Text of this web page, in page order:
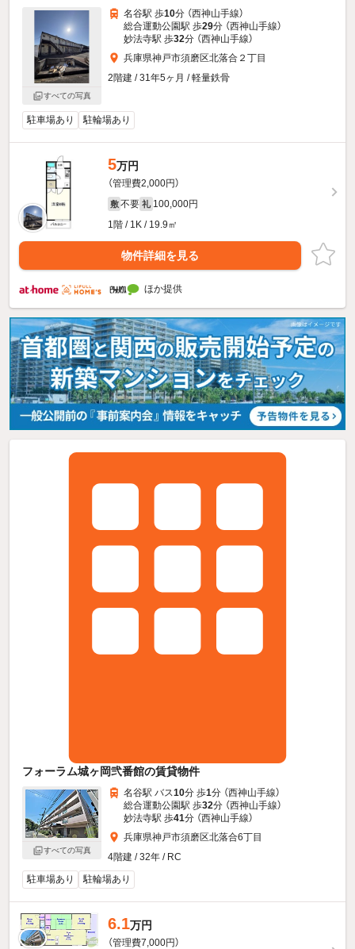
すべての写真
名谷駅 歩10分 （西神山手線）
総合運動公園駅 歩29分 （西神山手線）
妙法寺駅 歩32分 （西神山手線）
兵庫県神戸市須磨区北落合２丁目
2階建 / 31年5ヶ月 / 軽量鉄骨
駐車場あり 駐輪場あり
5万円
（管理費2,000円）
敷 不要 礼 100,000円
1階 / 1K / 19.9㎡
物件詳細を見る
ほか提供
フォーラム城ヶ岡弐番館の賃貸物件
すべての写真
名谷駅 バス10分 歩1分 （西神山手線）
総合運動公園駅 歩32分 （西神山手線）
妙法寺駅 歩41分 （西神山手線）
兵庫県神戸市須磨区北落合6丁目
4階建 / 32年 / RC
駐車場あり
駐輪場あり
6.1万円
（管理費7,000円）